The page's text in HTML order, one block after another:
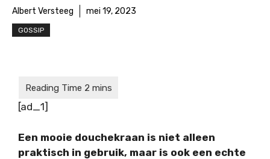
Albert Versteeg mei 19, 2023
GOSSIP
[ad_1]
Een mooie douchekraan is niet alleen
praktisch in gebruik, maar is ook een echte